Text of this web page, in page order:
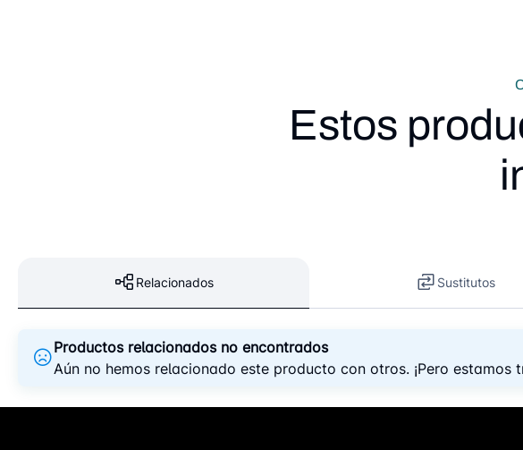
Estos
Relacionados Sustitutos
Productos relacionados no encontrados
Aún no hemos relacionado este producto con otros. ¡Pero estamos